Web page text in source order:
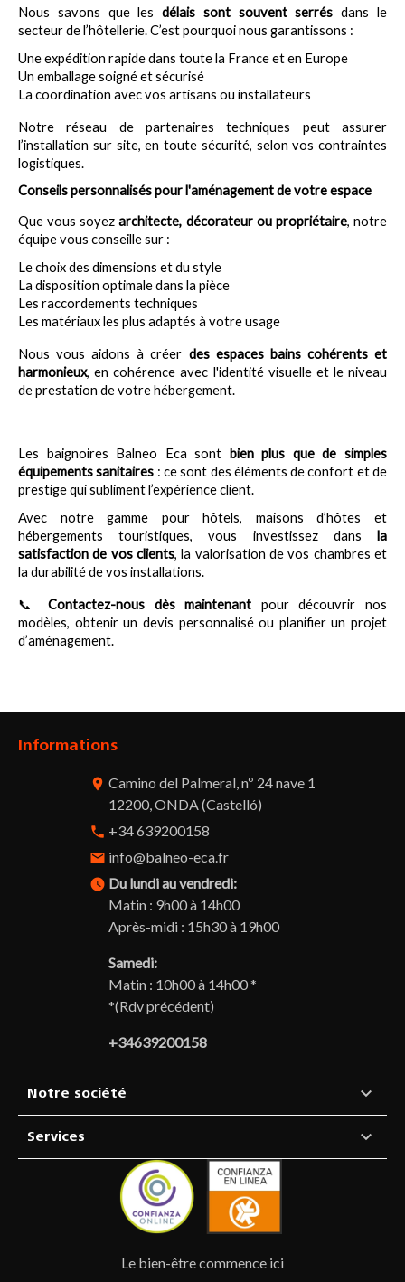
Nous savons que les délais sont souvent serrés dans le
secteur de l’hôtellerie. C’est pourquoi nous garantissons :
Une expédition rapide dans toute la France et en Europe
Un emballage soigné et sécurisé
La coordination avec vos artisans ou installateurs
Notre réseau de partenaires techniques peut assurer
l’installation sur site, en toute sécurité, selon vos contraintes
logistiques.
Conseils personnalisés pour l'aménagement de votre espace
Que vous soyez architecte, décorateur ou propriétaire, notre
équipe vous conseille sur :
Le choix des dimensions et du style
La disposition optimale dans la pièce
Les raccordements techniques
Les matériaux les plus adaptés à votre usage
Nous vous aidons à créer des espaces bains cohérents et
harmonieux, en cohérence avec l'identité visuelle et le niveau
de prestation de votre hébergement.
Les baignoires Balneo Eca sont bien plus que de simples
équipements sanitaires : ce sont des éléments de confort et de
prestige qui subliment l’expérience client.
Avec notre gamme pour hôtels, maisons d’hôtes et
hébergements touristiques, vous investissez dans la
satisfaction de vos clients, la valorisation de vos chambres et
la durabilité de vos installations.
📞 Contactez-nous dès maintenant pour découvrir nos
modèles, obtenir un devis personnalisé ou planifier un projet
d’aménagement.
Informations
room Camino del Palmeral, nº 24 nave 1
12200, ONDA (Castelló)
phone +34 639200158
email info@balneo-eca.fr
watch_later Du lundi au vendredi:
Matin : 9h00 à 14h00
Après-midi : 15h30 à 19h00
Samedi:
Matin : 10h00 à 14h00 *
*(Rdv précédent)
+34639200158
Notre société 
Services 
Le bien-être commence ici